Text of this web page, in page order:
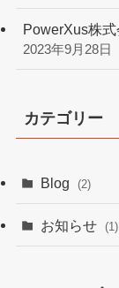
PowerXus株式
2023年9月28日
カテゴリー
Blog (2)
お知らせ (1)